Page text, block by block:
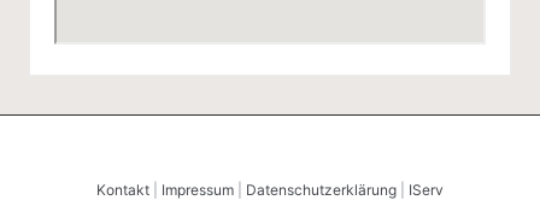
Kontakt Impressum Datenschutzerklärung IServ